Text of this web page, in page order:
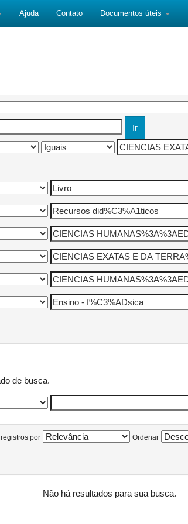
Ajuda Contato Documentos úteis
de busca.
por Ordenar
Não há resultados para sua busca.